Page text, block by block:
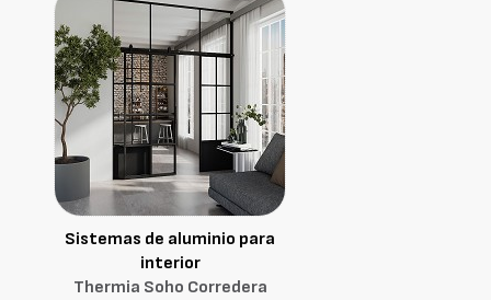
Sistemas de aluminio para
interior
Thermia Soho Corredera